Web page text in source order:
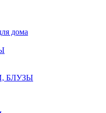
дома
БЛУЗЫ